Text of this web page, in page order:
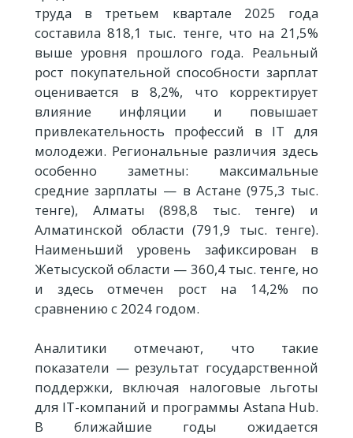
труда в третьем квартале 2025 года
составила 818,1 тыс. тенге, что на 21,5%
выше уровня прошлого года. Реальный
рост покупательной способности зарплат
оценивается в 8,2%, что корректирует
влияние инфляции и повышает
привлекательность профессий в IT для
молодежи. Региональные различия здесь
особенно заметны: максимальные
средние зарплаты — в Астане (975,3 тыс.
тенге), Алматы (898,8 тыс. тенге) и
Алматинской области (791,9 тыс. тенге).
Наименьший уровень зафиксирован в
Жетысуской области — 360,4 тыс. тенге, но
и здесь отмечен рост на 14,2% по
сравнению с 2024 годом.
Аналитики отмечают, что такие
показатели — результат государственной
поддержки, включая налоговые льготы
для IT-компаний и программы Astana Hub.
В ближайшие годы ожидается